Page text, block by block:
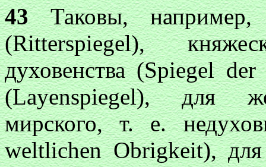
43Таковы, например,
(Ritterspiegel),
духовенства (Spiegel
(Layenspiegel), для
мирского, т. е.
weltlichen Obrigkeit),